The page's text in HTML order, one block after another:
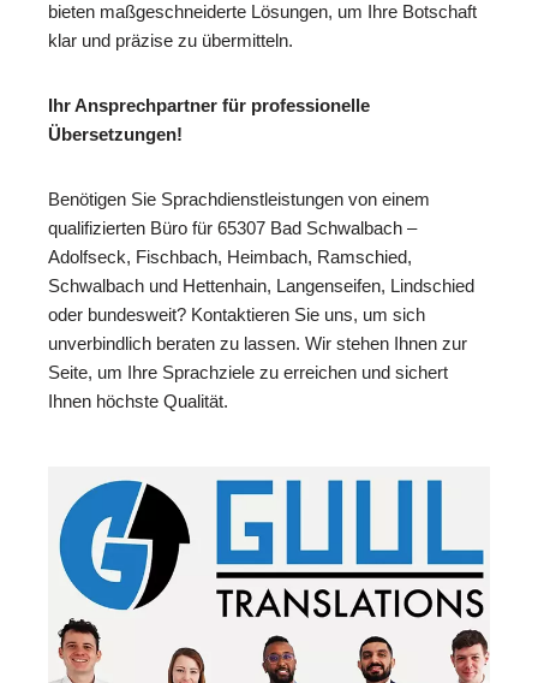
bieten maßgeschneiderte Lösungen, um Ihre Botschaft
klar und präzise zu übermitteln.
Ihr Ansprechpartner für professionelle
Übersetzungen!
Benötigen Sie Sprachdienstleistungen von einem
qualifizierten Büro für 65307 Bad Schwalbach –
Adolfseck, Fischbach, Heimbach, Ramschied,
Schwalbach und Hettenhain, Langenseifen, Lindschied
oder bundesweit? Kontaktieren Sie uns, um sich
unverbindlich beraten zu lassen. Wir stehen Ihnen zur
Seite, um Ihre Sprachziele zu erreichen und sichert
Ihnen höchste Qualität.